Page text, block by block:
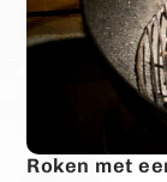
Roken met